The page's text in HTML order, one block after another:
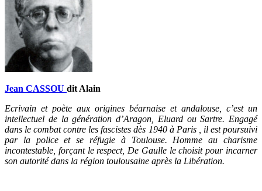
Jean CASSOU dit Alain
Ecrivain et poète aux origines béarnaise et andalouse, c’est un
intellectuel de la génération d’Aragon, Eluard ou Sartre. Engagé
dans le combat contre les fascistes dès 1940 à Paris , il est poursuivi
par la police et se réfugie à Toulouse. Homme au charisme
incontestable, forçant le respect, De Gaulle le choisit pour incarner
son autorité dans la région toulousaine après la Libération.